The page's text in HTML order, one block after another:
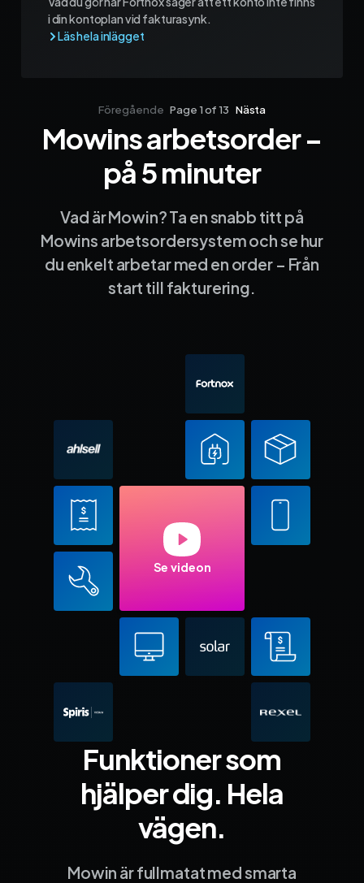
i din kontoplan vid fakturasynk.
Föregående Page 1 of 13 Nästa
Sida 1Sida 2 Sida 3Sida 4 Sida 5Sida 6 Sida 7 Sida 8Sida 9
Mowins arbetsorder –
på 5 minuter
Vad är Mowin? Ta en snabb titt på
Mowins arbetsordersystem och se hur
du enkelt arbetar med en order – Från
start till fakturering.
Se videon
Funktioner som
hjälper dig. Hela
vägen.
Mowin är fullmatat med smarta